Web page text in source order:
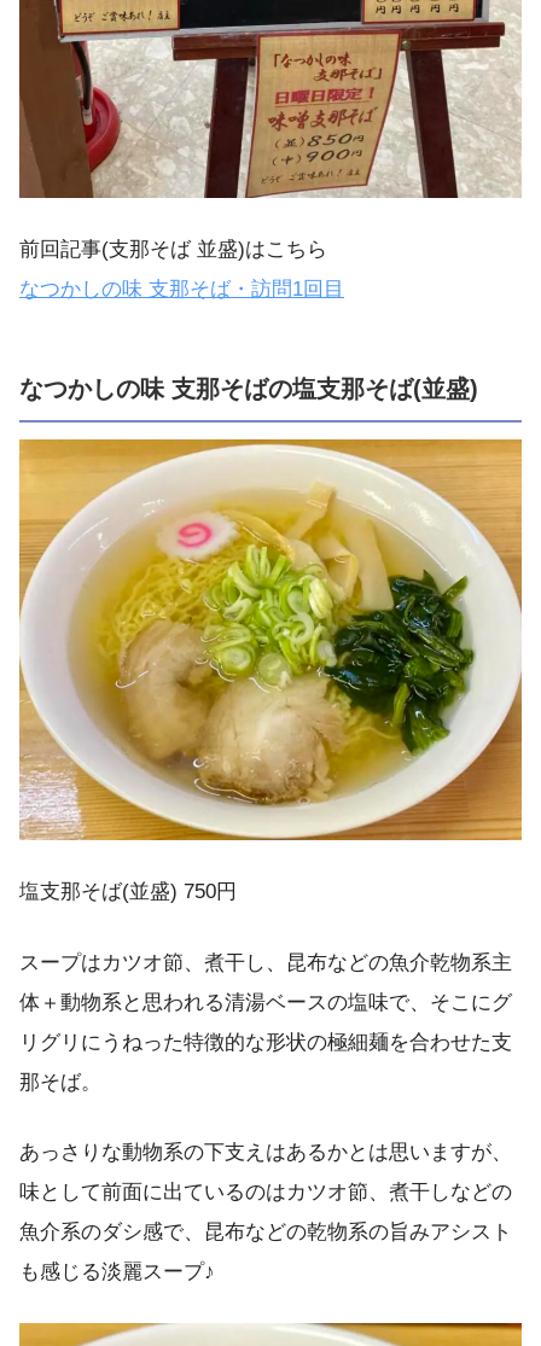
前回記事(支那そば 並盛)はこちら
なつかしの味 支那そば・訪問1回目
なつかしの味 支那そばの塩支那そば(並盛)
塩支那そば(並盛) 750円
スープはカツオ節、煮干し、昆布などの魚介乾物系主
体＋動物系と思われる清湯ベースの塩味で、そこにグ
リグリにうねった特徴的な形状の極細麺を合わせた支
那そば。
あっさりな動物系の下支えはあるかとは思いますが、
味として前面に出ているのはカツオ節、煮干しなどの
魚介系のダシ感で、昆布などの乾物系の旨みアシスト
も感じる淡麗スープ♪